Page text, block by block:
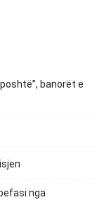
banorët e
nga